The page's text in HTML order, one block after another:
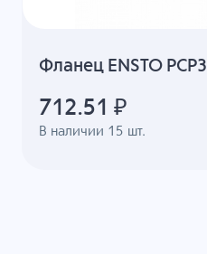
Фланец ENSTO PCP3
В наличии 15 шт.
712.51 ₽